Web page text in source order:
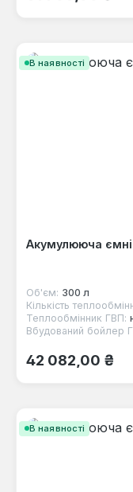
В наявності
Акумулююча
Об'єм: 300 л
Кількість
Теплообмінник ГВП:
Вбудований бойлер
Звичайна ціна:
42 082,00 ₴
В наявності